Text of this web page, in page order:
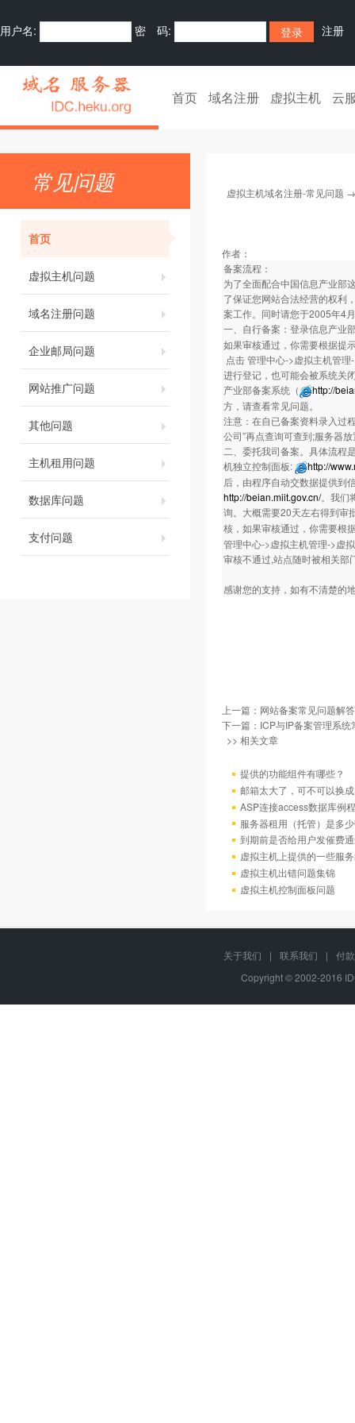
用户名: 密 码: 注册
首页 域名注册 虚拟主机 云
常见问题
首页
虚拟主机问题
域名注册问题
企业邮局问题
网站推广问题
其他问题
主机租用问题
数据库问题
支付问题
虚拟主机域名注册-常见问题
作者：
备案流程：
为了全面配合中国信息产业部
了保证您网站合法经营的权利
案工作。同时请您于2005年4
一、自行备案：登录信息产业
如果审核通过，你需要根据提
点击 管理中心->虚拟主机管
进行登记，也可能会被系统关
产业部备案系统（
http://
方，请查看常见问题。
注意：在自已备案资料录入过
公司”再点查询可查到;服务器
二、委托我司备案。具体流程
机独立控制面板:
http://
后，由程序自动交数据提供到
http://beian.miit.gov.cn/。我们
询。大概需要20天左右得到审
核，如果审核通过，你需要根
管理中心->虚拟主机管理->虚
审核不通过,站点随时被相关部
感谢您的支持，如有不清楚的
上一篇： 网站备案常见问题解
下一篇： ICP与IP备案管理系统
>> 相关文章
提供的功能组件有哪些？
邮箱太大了，可不可以换
ASP连接access数据库例程
服务器租用（托管）是多
到期前是否给用户发催费
虚拟主机上提供的一些服
虚拟主机出错问题集锦
虚拟主机控制面板问题
关于我们 | 联系我们 |
付
Copyright © 2002-2016